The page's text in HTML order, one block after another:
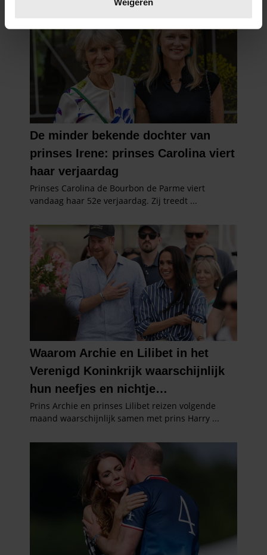
intrekken in de Cookieverklaring.
We gebruiken cookies om content en advertenties te
personaliseren, om functies voor social media te bieden
en om ons websiteverkeer te analyseren. Ook delen we
informatie over uw gebruik van onze site met onze
partners voor social media, adverteren en analyse. Deze
informatie die u aan ze heeft verstrekt of die ze hebben
verzameld op basis van uw gebruik van hun services. U
gaat akkoord met onze cookies als u onze website blijft
gebruiken.